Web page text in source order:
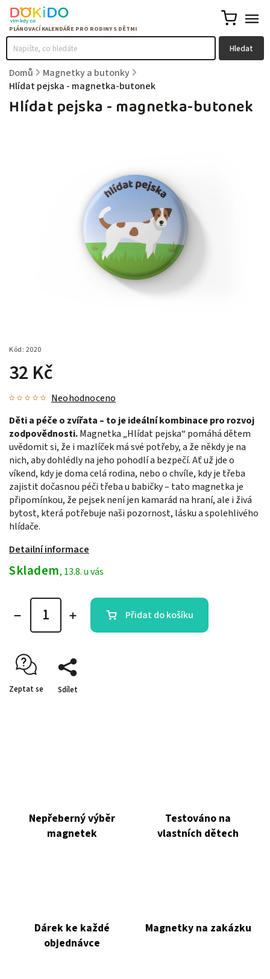
Hledat
Domů / Magnetky a butonky /
Hlídat pejska - magnetka-butonek
Hlídat pejska - magnetka-butonek
Kód: 2020
32 Kč
Neohodnoceno
Děti a péče o zvířata – to je ideální kombinace pro rozvoj
zodpovědnosti.Magnetka „Hlídat pejska“ pomáhá dětem
uvědomit si, že i mazlíček má své potřeby, a že někdy je na
nich, aby dohlédly na jeho pohodlí a bezpečí. Ať už jde o
víkend, kdy je doma celá rodina, nebo o chvíle, kdy je třeba
zajistit dočasnou péči třeba u babičky – tato magnetka je
připomínkou, že pejsek není jen kamarád na hraní, ale i živá
bytost, která potřebuje naši pozornost, lásku a spolehlivého
hlídače.
Detailní informace
Skladem, 13.8. u vás
Přidat do košíku
Zeptat se Sdílet
Nepřeberný výběr
magnetek
Testováno na
vlastních dětech
Dárek ke každé
objednávce
Magnetky na zakázku